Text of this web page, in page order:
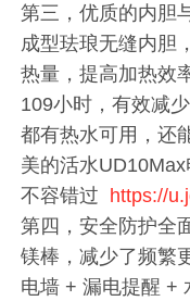
第三，优质的内胆
成型珐琅无缝内胆
热量，提高加热效
109小时，有效减
都有热水可用，还
美的活水
不容错过 https://
第四，安全防护全
镁棒，减少了频繁
电墙 + 漏电提醒 +